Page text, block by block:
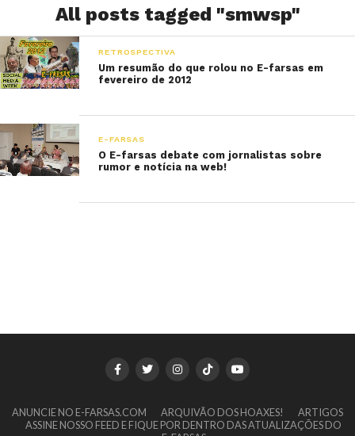
All posts tagged "smwsp"
RETROSPECTIVA
Um resumão do que rolou no E-farsas em
fevereiro de 2012
E-FARSAS
O E-farsas debate com jornalistas sobre
rumor e notícia na web!
ANUNCIE NO E-FARSAS.COM ARQUIVÃO DOS HOAXES!
ARTIGOS
ASSINE NOSSO FEED E FIQUE POR DENTRO DAS ATUALIZAÇÕES DO